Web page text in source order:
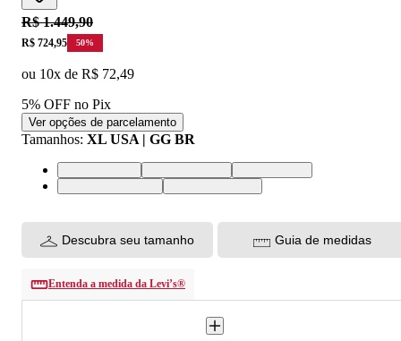
Original price:
R$ 1.449,90
Price:
R$ 724,95 50%
ou 10x de R$ 72,49
5% OFF no Pix
Ver opções de parcelamento
Tamanhos: XL USA | GG BR
L USA | G BRM USA | M BRS USA | P BR
XL USA | GG BRXS USA | PP BR
Descubra seu tamanho Guia de medidas
Entenda a medida da Levi’s®